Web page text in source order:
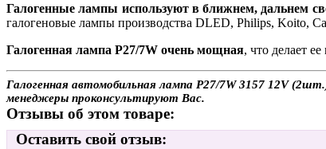
Галогенные лампы используют в ближнем, дальнем
галогеновые лампы производства DLED, Philips, Koito,
Галогенная лампа P27/7W очень мощная, что делает
Галогенная автомобильная лампа P27/7W 3157 12V
менеджеры проконсультируют Вас.
Отзывы об этом товаре:
Оставить свой отзыв: